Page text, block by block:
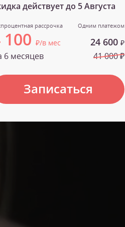
действует до 5 Августа
рассрочка
100₽/в мес
6 месяцев
Одним платежом
24 600 ₽
41 000 ₽
Записаться